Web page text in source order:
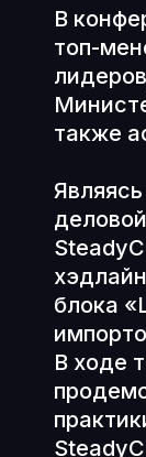
В
топ-
также
блока
В ходе